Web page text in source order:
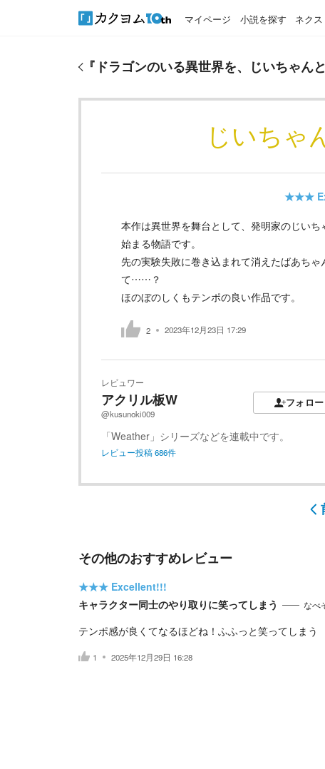
マイページ 小説を探す ネクス
『 ドラゴンのいる異世界を、じいちゃんと
じいちゃ
★★★
本作は異世界を舞台として、発明家のじい
始まる物語です。
先の実験失敗に巻き込まれて消えたばあち
て……？
ほのぼのしくもテンポの良い作品です。
2 2023年12月23日 17:29
レビュワー
アクリル板W
@kusunoki009
フォロー
「Weather」シリーズなどを連載中です。
レビュー投稿686件
その他のおすすめレビュー
★★★ Excellent!!!
キャラクター同士のやり取りに笑ってしまう
なべ
テンポ感が良くてなるほどね！ふふっと笑ってしまう
1 2025年12月29日 16:28